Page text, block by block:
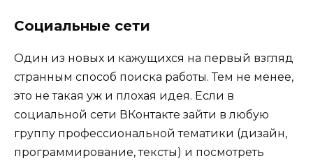
Социальные сети
Один из новых и кажущихся на первый взгляд
странным способ поиска работы. Тем не менее,
это не такая уж и плохая идея. Если в
социальной сети ВКонтакте зайти в любую
группу профессиональной тематики (дизайн,
программирование, тексты) и посмотреть